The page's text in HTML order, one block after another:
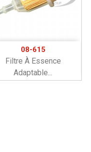
08-615
Filtre À Essence
Adaptable...